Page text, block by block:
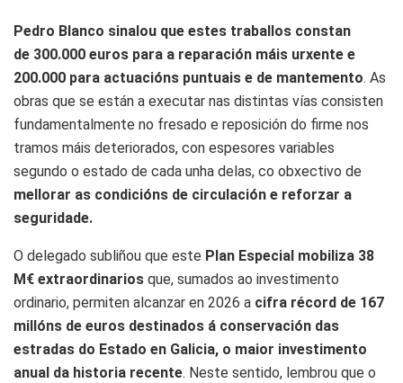
Pedro Blanco sinalou que estes traballos constan
de 300.000 euros para a reparación máis urxente e
200.000 para actuacións puntuais e de mantemento. As
obras que se están a executar nas distintas vías consisten
fundamentalmente no fresado e reposición do firme nos
tramos máis deteriorados, con espesores variables
segundo o estado de cada unha delas, co obxectivo de
mellorar as condicións de circulación e reforzar a
seguridade.
O delegado subliñou que este Plan Especial mobiliza 38
M€ extraordinarios que, sumados ao investimento
ordinario, permiten alcanzar en 2026 a cifra récord de 167
millóns de euros destinados á conservación das
estradas do Estado en Galicia, o maior investimento
anual da historia recente. Neste sentido, lembrou que o